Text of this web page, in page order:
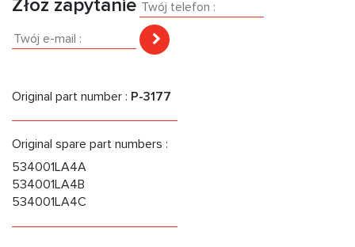
Złóż zapytanie
Original part number : P-3177
Original spare part numbers :
534001LA4A
534001LA4B
534001LA4C